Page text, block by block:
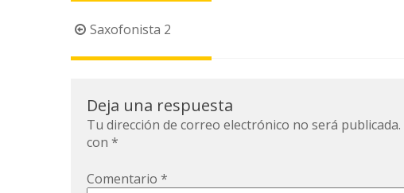
Navegación
de
Saxofonista 2
Deja una respuesta
Tu dirección de correo electrónico no será publicada.
con *
Comentario *